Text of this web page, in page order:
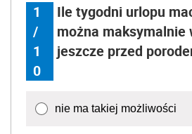
1
/
1
0
Ile tygodni urlopu
można maksymalnie
jeszcze przed
nie ma takiej możliwości